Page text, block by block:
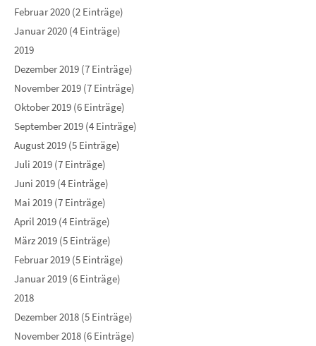
Februar 2020 (2 Einträge)
Januar 2020 (4 Einträge)
2019
Dezember 2019 (7 Einträge)
November 2019 (7 Einträge)
Oktober 2019 (6 Einträge)
September 2019 (4 Einträge)
August 2019 (5 Einträge)
Juli 2019 (7 Einträge)
Juni 2019 (4 Einträge)
Mai 2019 (7 Einträge)
April 2019 (4 Einträge)
März 2019 (5 Einträge)
Februar 2019 (5 Einträge)
Januar 2019 (6 Einträge)
2018
Dezember 2018 (5 Einträge)
November 2018 (6 Einträge)